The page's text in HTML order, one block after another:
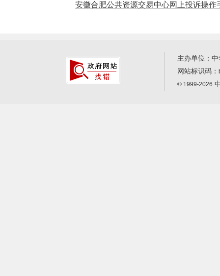
安徽合肥公共资源交易中心网上投诉操作
主办单位：
网站标识码：
© 1999-2026